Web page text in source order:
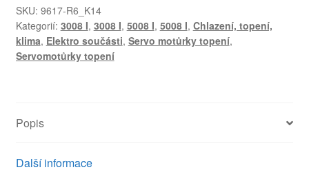
Z5509001
28006148A
647998
množství
SKU: 9617-R6_K14
Kategorií: 3008 I, 3008 I, 5008 I, 5008 I, Chlazení, topení,
klima, Elektro součásti, Servo motůrky topení,
Servomotůrky topení
Popis
Další informace